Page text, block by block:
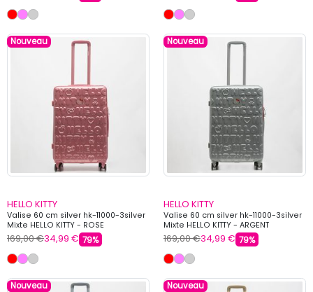
Nouveau
HELLO KITTY
Valise 60 cm silver hk-11000-3silver
Mixte HELLO KITTY - ROSE
169,00 €34,99 € 79%
Nouveau
HELLO KITTY
Valise 60 cm silver hk-11000-3silver
Mixte HELLO KITTY - ARGENT
169,00 €34,99 € 79%
Nouveau Nouveau